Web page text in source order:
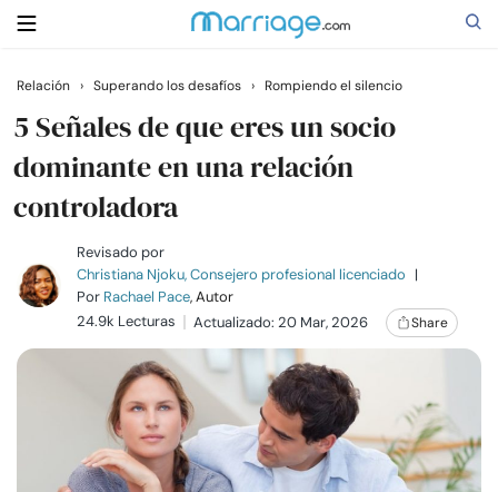
Buscar
Casarse
Relaciones
Familia
Cursos
Relación › Superando los desafíos › Rompiendo el silencio
5 Señales de que eres un socio
dominante en una relación
controladora
Revisado por
Christiana Njoku, Consejero profesional licenciado |
Por Rachael Pace, Autor
24.9k Lecturas
Actualizado: 20 Mar, 2026 Share